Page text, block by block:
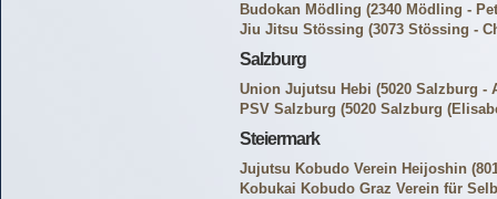
Budokan Mödling (2340 Mödling -
Jiu Jitsu Stössing (3073 Stössing -
Salzburg
Union Jujutsu Hebi (5020 Salzburg -
PSV Salzburg (5020 Salzburg
Steiermark
Jujutsu Kobudo Verein Heijoshin
Kobukai Kobudo Graz Verein für